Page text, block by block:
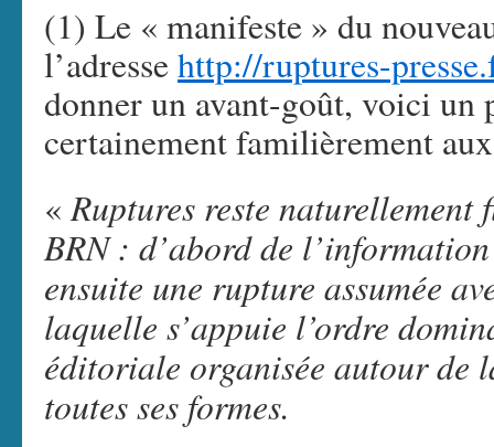
(1) Le « manifeste » du
l’adressehttp://ruptures-
donner un avant-goût, voici un
certainement familièrement
«Ruptures reste
BRN : d’abord de
ensuite une rupture assumée
laquelle s’appuie l’ordre
éditoriale organisée autour de
toutes ses formes.